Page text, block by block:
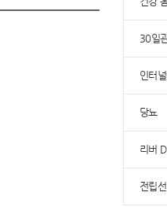
30일
인터
당뇨
리버
전립선